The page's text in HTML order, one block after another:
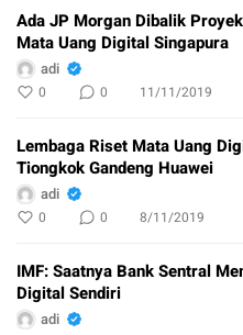
Ada JP Morgan Dibalik
Mata Uang Digital Singapura
adi
0 0 11/11/2019
Lembaga Riset Mata Uang
Tiongkok Gandeng Huawei
adi
0 0 8/11/2019
IMF: Saatnya Bank Sentral
Digital Sendiri
adi